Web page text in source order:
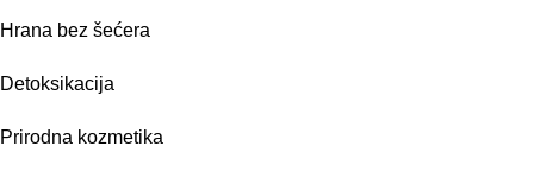
Hrana bez šećera
Detoksikacija
Prirodna kozmetika